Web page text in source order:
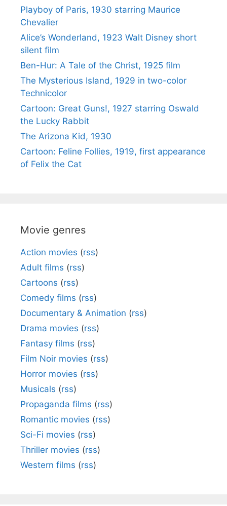
Playboy of Paris, 1930 starring Maurice
Chevalier
Alice’s Wonderland, 1923 Walt Disney short
silent film
Ben-Hur: A Tale of the Christ, 1925 film
The Mysterious Island, 1929 in two-color
Technicolor
Cartoon: Great Guns!, 1927 starring Oswald
the Lucky Rabbit
The Arizona Kid, 1930
Cartoon: Feline Follies, 1919, first appearance
of Felix the Cat
Movie genres
Action movies (rss)
Adult films (rss)
Cartoons (rss)
Comedy films (rss)
Documentary & Animation (rss)
Drama movies (rss)
Fantasy films (rss)
Film Noir movies (rss)
Horror movies (rss)
Musicals (rss)
Propaganda films (rss)
Romantic movies (rss)
Sci-Fi movies (rss)
Thriller movies (rss)
Western films (rss)